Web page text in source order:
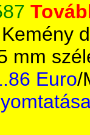
Kemény
mm
Euro/